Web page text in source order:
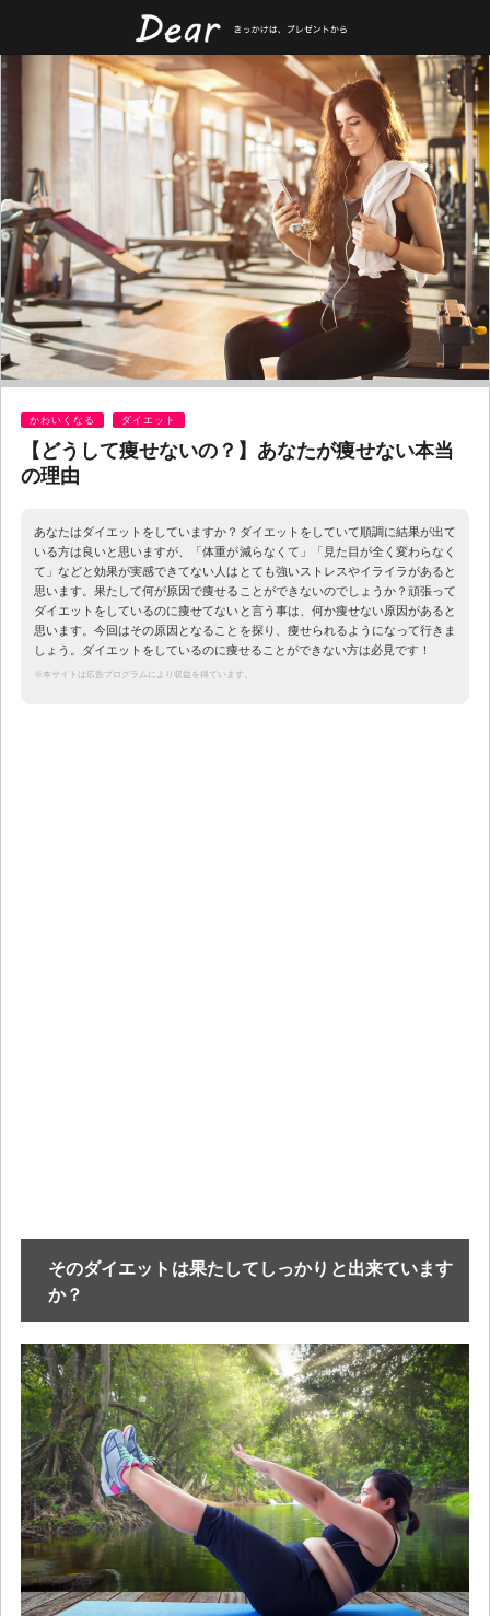
かわいくなる ダイエット
【どうして痩せないの？】あなたが痩せない本当
の理由
あなたはダイエットをしていますか？ダイエットをしていて順調に結果が出て
いる方は良いと思いますが、「体重が減らなくて」「見た目が全く変わらなく
て」などと効果が実感できてない人はとても強いストレスやイライラがあると
思います。果たして何が原因で痩せることができないのでしょうか？頑張って
ダイエットをしているのに痩せてないと言う事は、何か痩せない原因があると
思います。今回はその原因となることを探り、痩せられるようになって行きま
しょう。ダイエットをしているのに痩せることができない方は必見です！
※本サイトは広告プログラムにより収益を得ています。
そのダイエットは果たしてしっかりと出来ています
か？